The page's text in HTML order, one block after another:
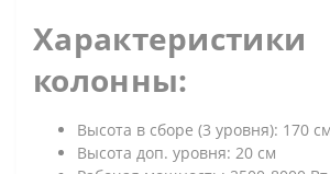
Характеристики
колонны:
Высота в сборе (3 уровня): 170 см
Высота доп. уровня: 20 см